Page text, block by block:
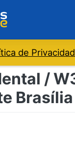
de
/
Brasília